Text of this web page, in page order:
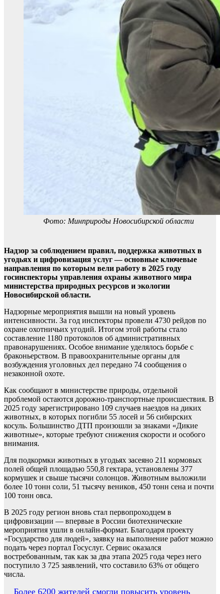
Фото: Минприроды Новосибирской области
Надзор за соблюдением правил, поддержка животных в
угодьях и цифровизация услуг — основные ключевые
направления по которым вели работу в 2025 году
госинспекторы управления охраны животного мира
министерства природных ресурсов и экологии
Новосибирской области.
Надзорные мероприятия вышли на новый уровень
интенсивности. За год инспекторы провели 4730 рейдов по
охране охотничьих угодий. Итогом этой работы стало
составление 1180 протоколов об административных
правонарушениях. Особое внимание уделялось борьбе с
браконьерством. В правоохранительные органы для
возбуждения уголовных дел передано 74 сообщения о
незаконной охоте.
Как сообщают в министерстве природы, отдельной
проблемой остаются дорожно-транспортные происшествия. В
2025 году зарегистрировано 109 случаев наездов на диких
животных, в которых погибли 55 лосей и 56 сибирских
косуль. Большинство ДТП произошли за знаками «Дикие
животные», которые требуют снижения скорости и особого
внимания.
Для подкормки животных в угодьях засеяно 211 кормовых
полей общей площадью 550,8 гектара, установлены 377
кормушек и свыше тысячи солонцов. Животным выложили
более 10 тонн соли, 51 тысячу веников, 450 тонн сена и почти
100 тонн овса.
В 2025 году регион вновь стал первопроходцем в
цифровизации — впервые в России биотехнические
мероприятия ушли в онлайн-формат. Благодаря проекту
«Государство для людей», заявку на выполнение работ можно
подать через портал Госуслуг. Сервис оказался
востребованным, так как за два этапа 2025 года через него
поступило 3 725 заявлений, что составило 63% от общего
числа.
Более 6200 жителей смогли повысить уровень